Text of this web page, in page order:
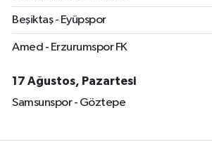
Beşiktaş - Eyüpspor
Amed - Erzurumspor FK
17 Ağustos, Pazartesi
Samsunspor - Göztepe